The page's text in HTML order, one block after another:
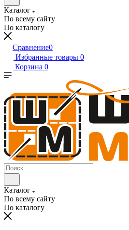
Каталог
По всему сайту
По каталогу
Сравнение0
Избранные товары 0
Корзина 0
Каталог
По всему сайту
По каталогу